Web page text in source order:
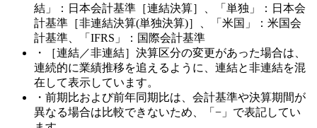
結」：日本会計基準［連結決算］、「単独」：日本会
計基準［非連結決算(単独決算)］、「米国」：米国会
計基準、「IFRS」：国際会計基準
・［連結／非連結］決算区分の変更があった場合は、
連続的に業績推移を追えるように、連結と非連結を混
在して表示しています。
・前期比および前年同期比は、会計基準や決算期間が
異なる場合は比較できないため、「−」で表記してい